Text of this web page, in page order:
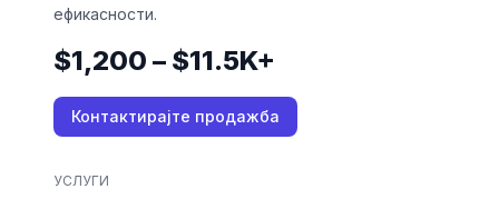
ефикасности.
$1,200 – $11.5K+
Контактирајте продажба
УСЛУГИ